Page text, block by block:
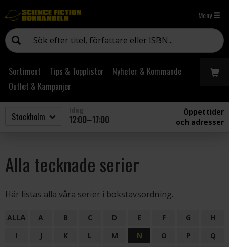
Meny
Sortiment Tips & Topplistor
Nyheter & Kommande
Outlet & Kampanjer
12:00–17:00
Öppettider
och adresser
Alla tecknade serier
Här listas alla våra serier i bokstavsordning.
ALLA A B C D E F G
H
I
J K L M N O P
Q